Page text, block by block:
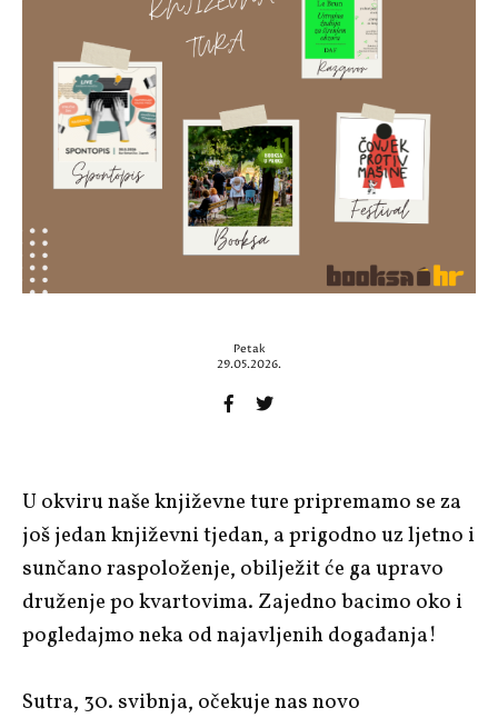
Petak
29.05.2026.
U okviru naše književne ture pripremamo se za
još jedan književni tjedan, a prigodno uz ljetno i
sunčano raspoloženje, obilježit će ga upravo
druženje po kvartovima. Zajedno bacimo oko i
pogledajmo neka od najavljenih događanja!
Sutra, 30. svibnja, očekuje nas novo